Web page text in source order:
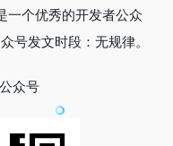
个优秀的开发者公众
号发文时段：无规律。
众号